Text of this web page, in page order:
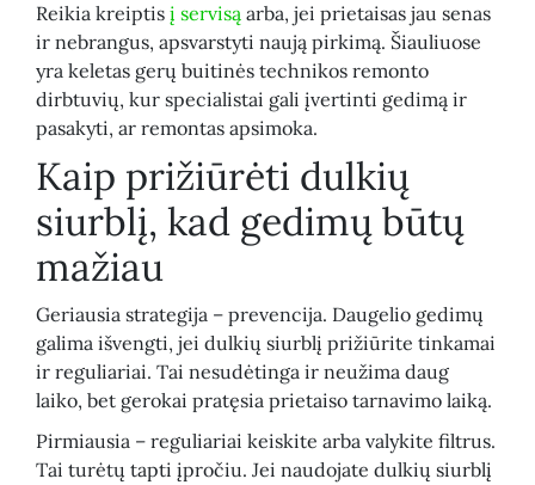
Reikia kreiptis į servisą arba, jei prietaisas jau senas
ir nebrangus, apsvarstyti naują pirkimą. Šiauliuose
yra keletas gerų buitinės technikos remonto
dirbtuvių, kur specialistai gali įvertinti gedimą ir
pasakyti, ar remontas apsimoka.
Kaip prižiūrėti dulkių
siurblį, kad gedimų būtų
mažiau
Geriausia strategija – prevencija. Daugelio gedimų
galima išvengti, jei dulkių siurblį prižiūrite tinkamai
ir reguliariai. Tai nesudėtinga ir neužima daug
laiko, bet gerokai pratęsia prietaiso tarnavimo laiką.
Pirmiausia – reguliariai keiskite arba valykite filtrus.
Tai turėtų tapti įpročiu. Jei naudojate dulkių siurblį